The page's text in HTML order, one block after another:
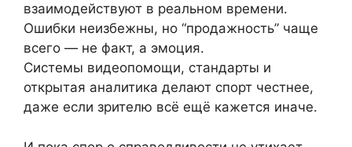
взаимодействуют в реальном времени.
Ошибки неизбежны, но “продажность” чаще
всего — не факт, а эмоция.
Системы видеопомощи, стандарты и
открытая аналитика делают спорт честнее,
даже если зрителю всё ещё кажется иначе.